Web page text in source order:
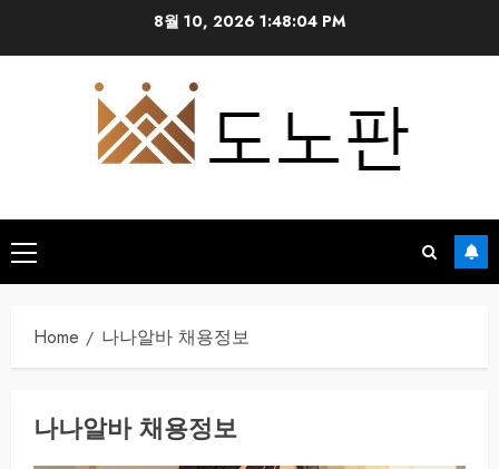
8월 10, 2026 1:48:04 PM
Primary
Menu
Home 나나알바 채용정보
나나알바 채용정보